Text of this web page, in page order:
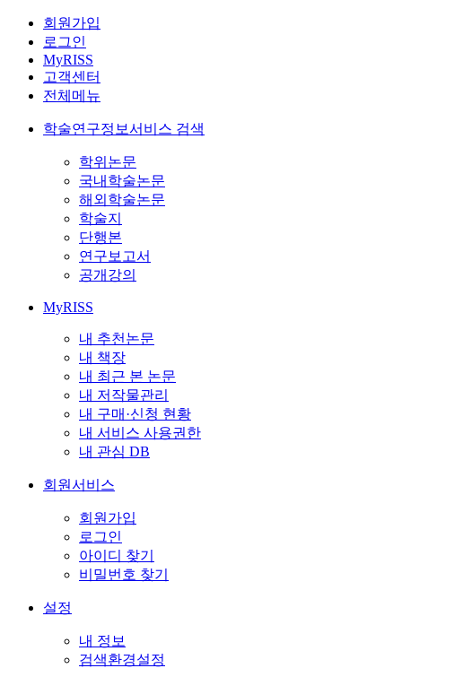
회원가입
로그인
MyRISS
고객센터
전체메뉴
학술연구정보서비스 검색
학위논문
국내학술논문
해외학술논문
학술지
단행본
연구보고서
공개강의
MyRISS
내 추천논문
내 책장
내 최근 본 논문
내 저작물관리
내 구매·신청 현황
내 서비스 사용권한
내 관심 DB
회원서비스
회원가입
로그인
아이디 찾기
비밀번호 찾기
설정
내 정보
검색환경설정